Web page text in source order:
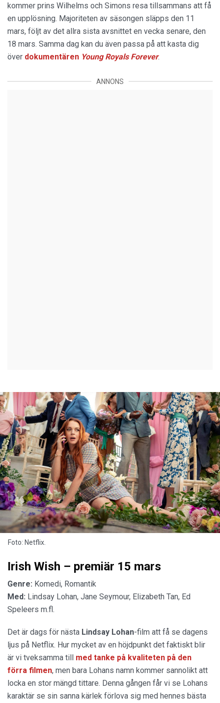
kommer prins Wilhelms och Simons resa tillsammans att få
en upplösning. Majoriteten av säsongen släpps den 11
mars, följt av det allra sista avsnittet en vecka senare, den
18 mars. Samma dag kan du även passa på att kasta dig
över dokumentären Young Royals Forever.
ANNONS
Foto: Netflix.
Irish Wish – premiär 15 mars
Genre: Komedi, Romantik
Med: Lindsay Lohan, Jane Seymour, Elizabeth Tan, Ed
Speleers m.fl.
Det är dags för nästa Lindsay Lohan-film att få se dagens
ljus på Netflix. Hur mycket av en höjdpunkt det faktiskt blir
är vi tveksamma till med tanke på kvaliteten på den
förra filmen, men bara Lohans namn kommer sannolikt att
locka en stor mängd tittare. Denna gången får vi se Lohans
karaktär se sin sanna kärlek förlova sig med hennes bästa